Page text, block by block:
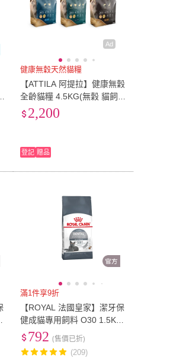
Ad
健康無穀天然貓糧
【ATTILA 阿提拉】健康無穀
全齡貓糧 4.5KG(無穀 貓飼料
貓乾糧 全齡)
2,200
登記 贈品
滿1件享9折
【ROYAL 法國皇家】潔牙保
健成貓專用飼料 O30 1.5KG
(貓乾糧 貓飼料 管理牙垢 實
證有效 泌尿健康)
792 (售價已折)
(209)